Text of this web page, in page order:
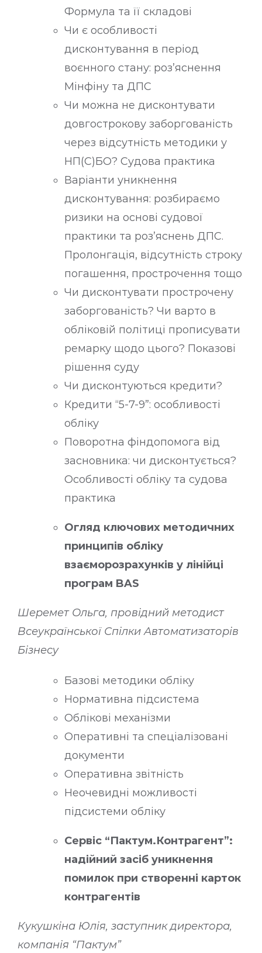
Формула та її складові
Чи є особливості
дисконтування в період
воєнного стану: роз’яснення
Мінфіну та ДПС
Чи можна не дисконтувати
довгострокову заборгованість
через відсутність методики у
НП(С)БО? Судова практика
Варіанти уникнення
дисконтування: розбираємо
ризики на основі судової
практики та роз’яснень ДПС.
Пролонгація, відсутність строку
погашення, прострочення тощо
Чи дисконтувати прострочену
заборгованість? Чи варто в
обліковій політиці прописувати
ремарку щодо цього? Показові
рішення суду
Чи дисконтуються кредити?
Кредити “5-7-9”: особливості
обліку
Поворотна фіндопомога від
засновника: чи дисконтується?
Особливості обліку та судова
практика
Огляд ключових методичних
принципів обліку
взаєморозрахунків у лінійці
програм BAS
Шеремет Ольга, провідний методист
Всеукраїнської Спілки Автоматизаторів
Бізнесу
Базові методики обліку
Нормативна підсистема
Облікові механізми
Оперативні та спеціалізовані
документи
Оперативна звітність
Неочевидні можливості
підсистеми обліку
Сервіс “Пактум.Контрагент”:
надійний засіб уникнення
помилок при створенні карток
контрагентів
Кукушкіна Юлія, заступник директора,
компанія “Пактум”